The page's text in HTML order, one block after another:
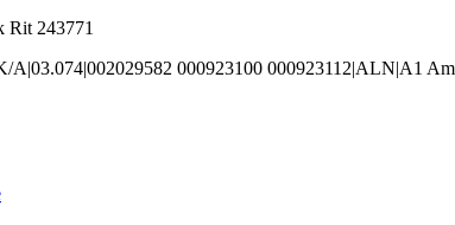
Rit 243771
000923100 000923112|ALN|A1